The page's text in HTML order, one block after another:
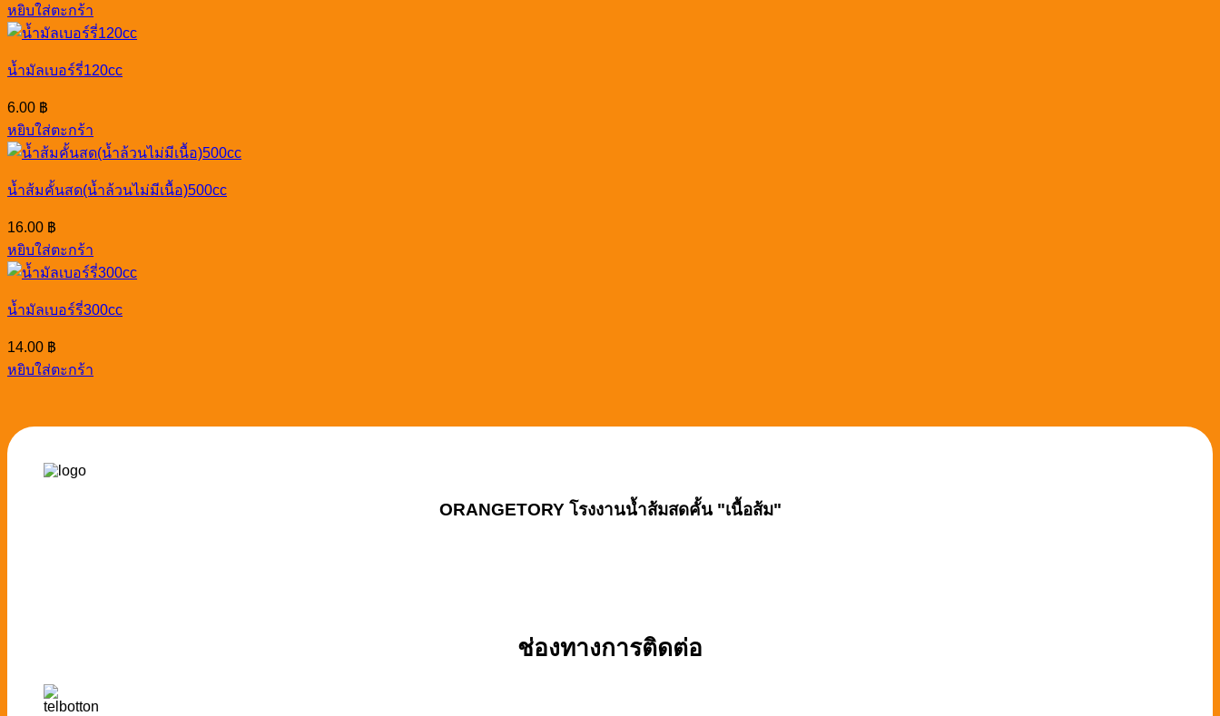
หยิบใส่ตะกร้า
น้ำมัลเบอร์รี่120cc
6.00 ฿
หยิบใส่ตะกร้า
น้ำส้มคั้นสด(น้ำล้วนไม่มีเนื้อ)500cc
16.00 ฿
หยิบใส่ตะกร้า
น้ำมัลเบอร์รี่300cc
14.00 ฿
หยิบใส่ตะกร้า
ORANGETORY โรงงานน้ำส้มสดคั้น "เนื้อส้ม"
ช่องทางการติดต่อ